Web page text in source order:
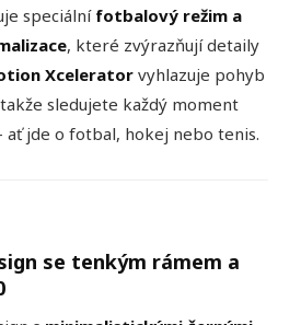
speciální fotbalový režim a
, které zvýrazňují detaily
Xcelerator vyhlazuje pohyb
sledujete každý moment
ať jde o fotbal, hokej nebo tenis.
se tenkým rámem a